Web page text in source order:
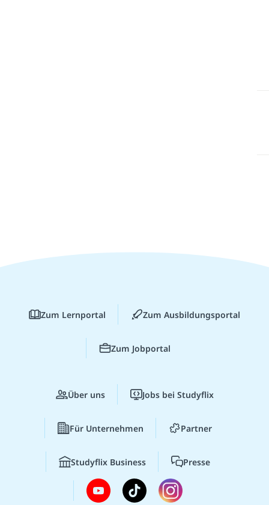
Zum Lernportal Zum Ausbildungsportal
Zum Jobportal
Über uns Jobs bei Studyflix
Für Unternehmen Partner
Studyflix Business Presse